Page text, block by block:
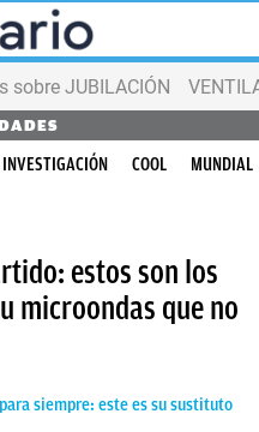
sobre JUBILACIÓN
INVESTIGACIÓN COOL MUNDIAL
estos son los
microondas que no
siempre: este es su sustituto